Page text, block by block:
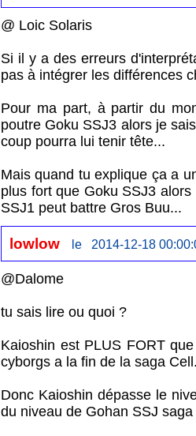
@ Loic Solaris
Si il y a des erreurs
pas à intégrer les différences
Pour ma part, à partir du
poutre Goku SSJ3 alors je
coup pourra lui tenir tête...
Mais quand tu explique ça a
plus fort que Goku SSJ3
lowlow le 2014-12-18
@Dalome
tu sais lire ou quoi ?
Kaioshin est PLUS FORT
cyborgs a la fin de la saga
Donc Kaioshin dépasse le
du niveau de Gohan SSJ saga